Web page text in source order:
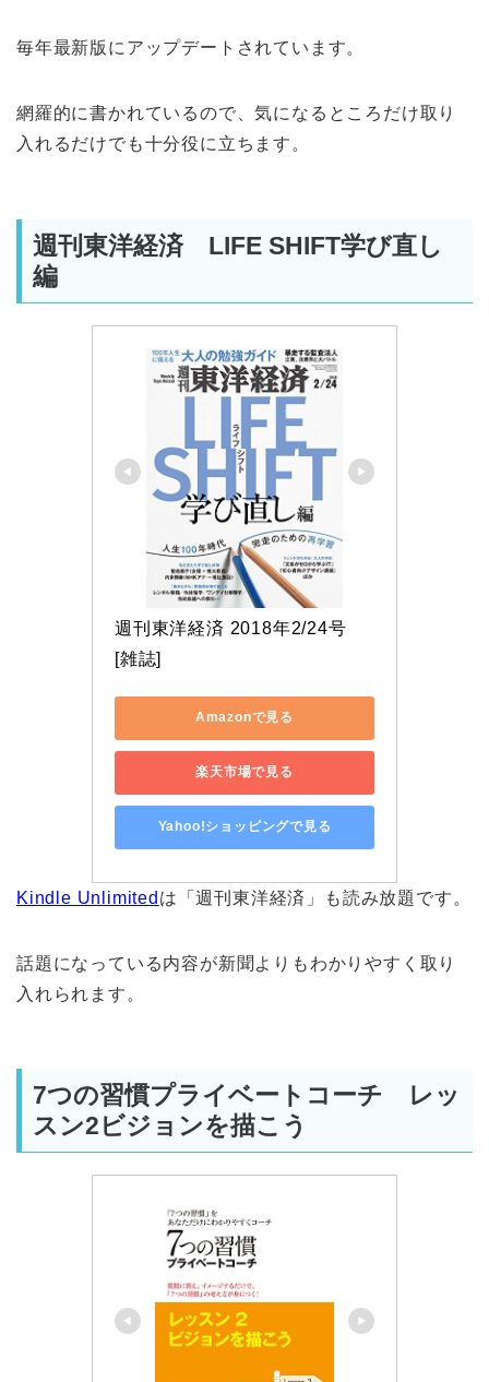
毎年最新版にアップデートされています。
網羅的に書かれているので、気になるところだけ取り
入れるだけでも十分役に立ちます。
週刊東洋経済 LIFE SHIFT学び直し
編
週刊東洋経済 2018年2/24号
[雑誌]
Amazonで見る
楽天市場で見る
Yahoo!ショッピングで見る
Kindle Unlimited は「週刊東洋経済」も読み放題です。
話題になっている内容が新聞よりもわかりやすく取り
入れられます。
7つの習慣プライベートコーチ レッ
スン2ビジョンを描こう